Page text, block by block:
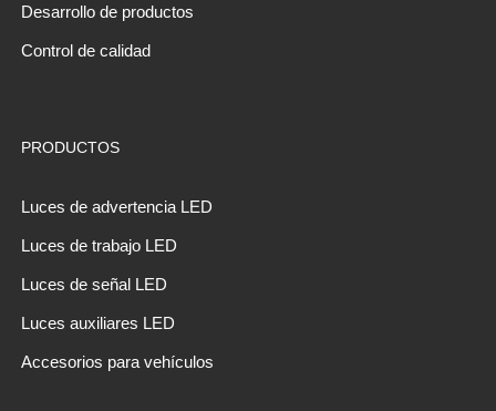
Desarrollo de productos
Control de calidad
PRODUCTOS
Luces de advertencia LED
Luces de trabajo LED
Luces de señal LED
Luces auxiliares LED
Accesorios para vehículos